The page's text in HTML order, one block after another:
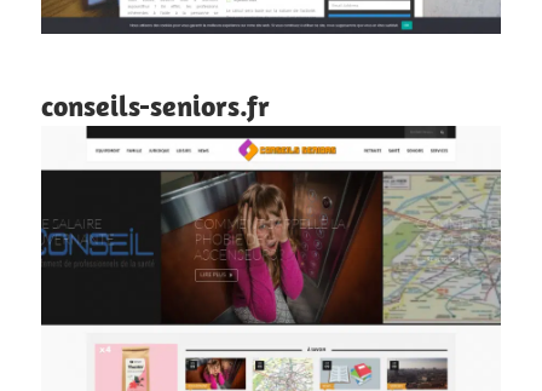
conseils-seniors.fr